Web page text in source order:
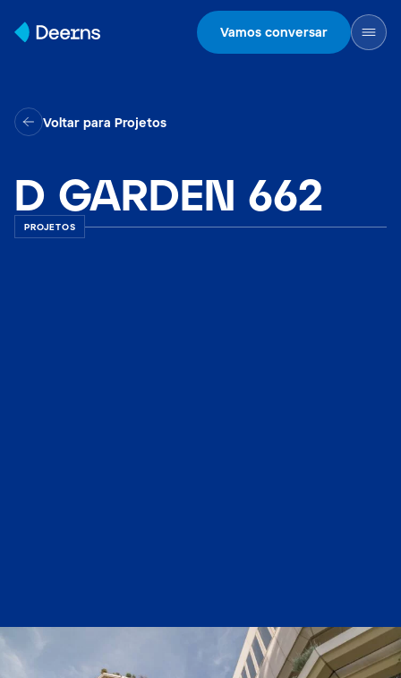
Vamos conversar
Voltar para Projetos
D GARDEN 662
PROJETOS